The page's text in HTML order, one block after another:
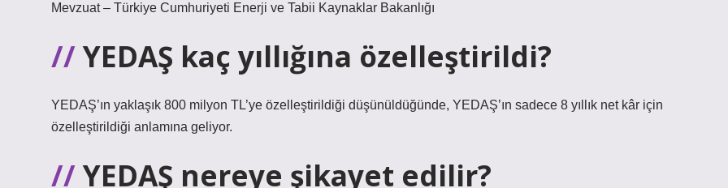
Mevzuat – Türkiye Cumhuriyeti Enerji ve Tabii Kaynaklar Bakanlığı
YEDAŞ kaç yıllığına özelleştirildi?
YEDAŞ’ın yaklaşık 800 milyon TL’ye özelleştirildiği düşünüldüğünde, YEDAŞ’ın sadece 8 yıllık net kâr için
özelleştirildiği anlamına geliyor.
YEDAŞ nereye şikayet edilir?